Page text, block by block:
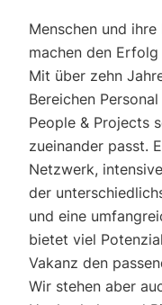
Menschen und
machen den Erfolg
Mit über zehn
Bereichen
People & Projects
zueinander passt.
Netzwerk,
der
und eine
bietet viel
Vakanz den
Wir stehen aber